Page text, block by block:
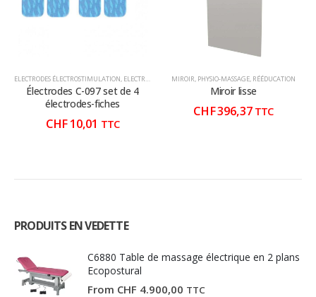
ELECTRODES ÉLECTROSTIMULATION, ELECTROTHÉRAPIE ,PHYSIO-MASSAGE
Électrodes C-097 set de 4
électrodes-fiches
CHF10,01 TTC
MIROIR, PHYSIO-MASSAGE, RÉÉDUCATION
Miroir lisse
CHF396,37 TTC
PRODUITS EN VEDETTE
C6880 Table de massage électrique en 2 plans
Ecopostural
From CHF 4.900,00 TTC